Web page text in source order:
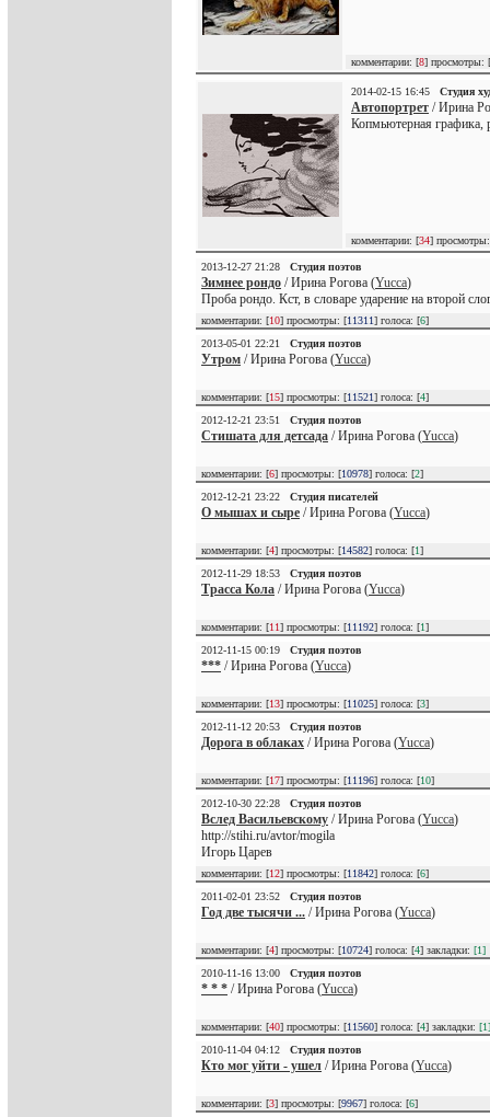
комментарии: [8] просмотры: [
2014-02-15 16:45 Студия
Автопортрет / Ирина
Копмьютерная
комментарии: [34]
2013-12-27 21:28 Студия поэтов
Зимнее рондо / Ирина Рогова (Yucca)
Проба рондо. Кст, в словаре ударение на второй
комментарии: [10] просмотры: [11311] голоса: [6]
2013-05-01 22:21
Студия поэтов
Утром / Ирина Рогова (Yucca)
комментарии: [15] просмотры: [11521] голоса: [4]
2012-12-21 23:51
Студия поэтов
Стишата для детсада / Ирина Рогова (Yucca)
комментарии: [6] просмотры: [10978] голоса: [2]
2012-12-21 23:22
Студия писателей
О мышах и сыре / Ирина Рогова (Yucca)
комментарии: [4] просмотры: [14582] голоса: [1]
2012-11-29 18:53
Студия поэтов
Трасса Кола / Ирина Рогова (Yucca)
комментарии: [11] просмотры: [11192] голоса: [1]
2012-11-15 00:19
Студия поэтов
*** / Ирина Рогова (Yucca)
комментарии: [13] просмотры: [11025] голоса: [3]
2012-11-12 20:53
Студия поэтов
Дорога в облаках / Ирина Рогова (Yucca)
комментарии: [17] просмотры: [11196] голоса: [10]
2012-10-30 22:28
Студия поэтов
Вслед Васильевскому / Ирина Рогова (Yucca)
http://stihi.ru/avtor/mogila
Игорь Царев
комментарии: [12] просмотры: [11842] голоса: [6]
2011-02-01 23:52
Студия поэтов
Год две тысячи ... / Ирина Рогова (Yucca)
комментарии: [4] просмотры: [10724] голоса: [4] закладки: [1]
2010-11-16 13:00
Студия поэтов
* * * / Ирина Рогова (Yucca)
комментарии: [40] просмотры: [11560] голоса: [4] закладки: [1]
2010-11-04 04:12
Студия поэтов
Кто мог уйти - ушел / Ирина Рогова (Yucca)
комментарии: [3] просмотры: [9967] голоса: [6]